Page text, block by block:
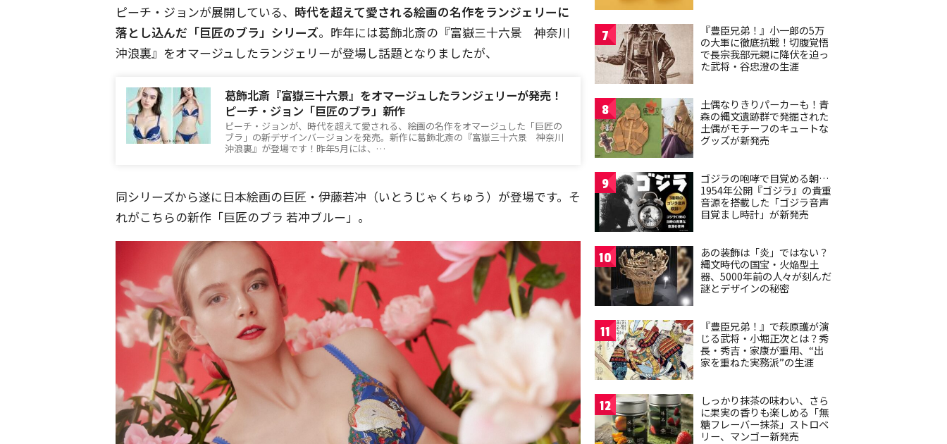
ピーチ・ジョンが展開している、 時代を超えて愛される絵画の名作をランジェリーに
落とし込んだ「巨匠のブラ」シリーズ。昨年には葛飾北斎の『富嶽三十六景 神奈川
沖浪裏』をオマージュしたランジェリーが登場し話題となりましたが、
葛飾北斎『富嶽三十六景』をオマージュしたランジェリーが発売！
ピーチ・ジョン「巨匠のブラ」新作
ピーチ・ジョンが、時代を超えて愛される、絵画の名作をオマージュした「巨匠の
ブラ」の新デザインバージョンを発売。新作に葛飾北斎の『富嶽三十六景 神奈川
沖浪裏』が登場です！昨年5月には、…
同シリーズから遂に日本絵画の巨匠・伊藤若冲（いとうじゃくちゅう）が登場です。そ
れがこちらの新作「巨匠のブラ 若冲ブルー」。
7
『豊臣兄弟！』小一郎の5万
の大軍に徹底抗戦！切腹覚悟
で長宗我部元親に降伏を迫っ
た武将・谷忠澄の生涯
8
土偶なりきりパーカーも！青
森の縄文遺跡群で発掘された
土偶がモチーフのキュートな
グッズが新発売
9
ゴジラの咆哮で目覚める朝…
1954年公開『ゴジラ』の貴重
音源を搭載した「ゴジラ音声
目覚まし時計」が新発売
10
あの装飾は「炎」ではない？
縄文時代の国宝・火焔型土
器、5000年前の人々が刻んだ
謎とデザインの秘密
11
『豊臣兄弟！』で萩原護が演
じる武将・小堀正次とは？秀
長・秀吉・家康が重用、“出
家を重ねた実務派”の生涯
12
しっかり抹茶の味わい、さら
に果実の香りも楽しめる「無
糖フレーバー抹茶」ストロベ
リー、マンゴー新発売